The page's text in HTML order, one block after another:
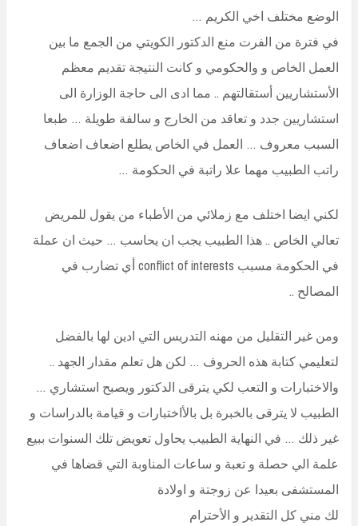
الوضع مختلف اخي الكريم …
في فترة من الفرت منع الدكتور الكويتي من الجمع ما بين
العمل الخاص و والحكومي و كانت النتيجة تقديم معظم
الأستشاريين أستقالتهم .. مما ادى الى حاجة الوزارة الى
استشاريين جدد و تعاقد من الخارج و سالفة طويلة … طبعا
السبب معروف … العمل في الخاص يطلع اضعاف اضعاف
راتب الطبيب مهما علا راتبة في الحكومة …
لكني ايضا اختلف مع زملائي من الأطباء من يقول للمريض
تعالي الخاص .. هذا الطبيب يجب ان يحاسب … حيث ان عملة
في الحكومة مسبب conflict of interests أي تضارب في
المصالح ..
ومن غير التقليل من مهنه التدريس التي ادين لها بالفضل
لتعليمي كتابة هذه الحروف … لكن هل تعلم مقدار الجهد ..
والاختبارات و التعب لكي يترقى الدكتور ويصبح استشاري …
الطبيب لا يترقى بالخبرة بل بالأاختبارات و قيامة بالدراسات و
غير ذلك … في النهاية الطبيب يحاول تعويض تلك السنوات ببيع
علمة الي حصلة و تعبة و ساعات المناوبة التي قضاها في
المستشفى بعيدا عن زوجتة و اولادة
لك مني كل التقدير و الأحترام